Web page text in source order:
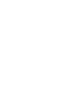
Argentière, où
et le matériel
matin, comme
jusqu'au refuge
que nous
les rochers
pour les